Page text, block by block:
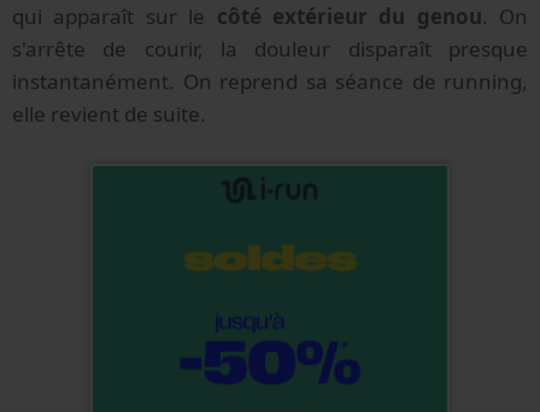
qui apparaît sur le côté extérieur du genou. On
s'arrête de courir, la douleur disparaît presque
instantanément. On reprend sa séance de running,
elle revient de suite.